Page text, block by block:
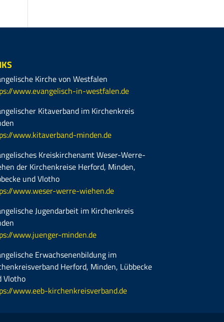
Kirche von Westfalen
www.evangelisch-in-westfalen.de
Kitaverband im Kirchenkreis
www.kitaverband-minden.de
Kreiskirchenamt Weser-Werre-
der Kirchenkreise Herford, Minden,
und Vlotho
www.weser-werre-wiehen.de
Jugendarbeit im Kirchenkreis
www.juenger-minden.de
Erwachsenenbildung im
Herford, Minden, Lübbecke
Vlotho
www.eeb-kirchenkreisverband.de